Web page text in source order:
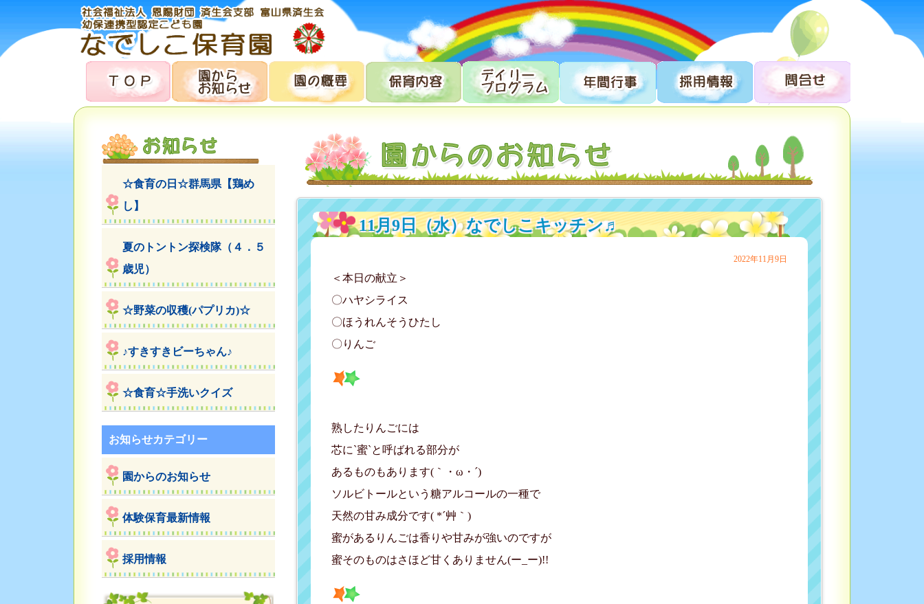
11月9日（水）なでしこキッチン♬
2022年11月9日
＜本日の献立＞
〇ハヤシライス
〇ほうれんそうひたし
〇りんご
熟したりんごには
芯に`蜜`と呼ばれる部分が
あるものもあります(｀・ω・´)ゞ
ソルビトールという糖アルコールの一種で
天然の甘み成分です( *´艸｀)
蜜があるりんごは香りや甘みが強いのですが
蜜そのものはさほど甘くありません(ー_ー)!!
☆食育の日☆群馬県【鶏め
し】
夏のトントン探検隊（４．５
歳児）
☆野菜の収穫(パプリカ)☆
♪すきすきビーちゃん♪
☆食育☆手洗いクイズ
お知らせカテゴリー
園からのお知らせ
体験保育最新情報
採用情報